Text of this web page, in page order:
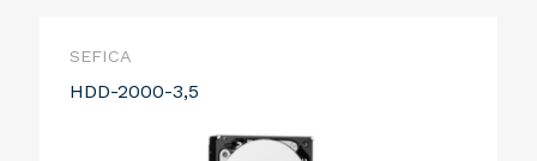
SEFICA
HDD-2000-3,5